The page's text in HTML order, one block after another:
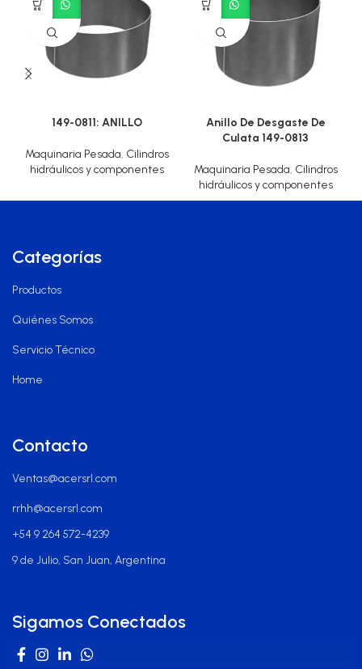
149-0811: ANILLO
Maquinaria Pesada, Cilindros
hidráulicos y componentes
Anillo De Desgaste De
Culata 149-0813
Maquinaria Pesada, Cilindros
hidráulicos y componentes
Categorías
Productos
Quiénes Somos
Servicio Técnico
Home
Contacto
Ventas@acersrl.com
rrhh@acersrl.com
+54 9 264 572-4239
9 de Julio, San Juan, Argentina
Sigamos Conectados